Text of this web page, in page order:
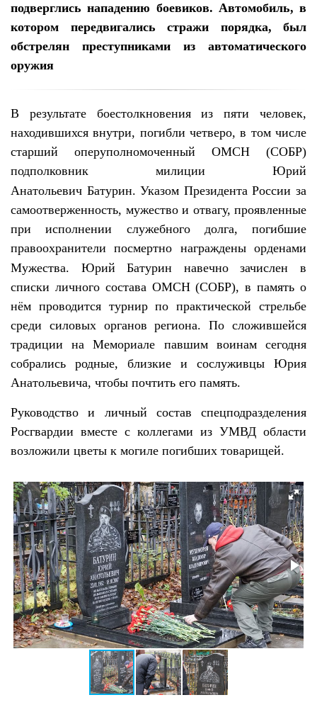
подверглись нападению боевиков. Автомобиль, в
котором передвигались стражи порядка, был
обстрелян преступниками из автоматического
оружия
В результате боестолкновения из пяти человек,
находившихся внутри, погибли четверо, в том числе
старший оперуполномоченный ОМСН (СОБР)
подполковник милиции Юрий
Анатольевич Батурин.Указом Президента России за
самоотверженность, мужество и отвагу, проявленные
при исполнении служебного долга, погибшие
правоохранители посмертно награждены орденами
Мужества. ЮрийБатурин навечно зачислен в
списки личного состава ОМСН (СОБР), в память о
нём проводится турнир по практической стрельбе
среди силовых органов региона.По сложившейся
традициина Мемориале павшим воинам сегодня
собрались родные, близкие и сослуживцы Юрия
Анатольевича, чтобы почтить его память.
Руководство и личный состав спецподразделения
Росгвардии вместе с коллегами из УМВД области
возложили цветы к могиле погибших товарищей.